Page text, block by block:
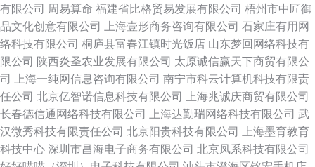
有限公司 周易算命 福建省比格贸易发展有限公司 梧州市中匠御
品文化创意有限公司
上海壹形商务咨询有限公司 石家庄有用网
络科技有限公司 桐庐县富春江镇时光饭店 山东梦回网络科技有
限公司 陕西炎圣农业发展有限公司 太原诚信赢天下商贸有限公
司
上海一纯网信息咨询有限公司 南宁市科云计算机科技有限责
任公司 北京亿智诺信息科技有限公司
上海兆诚庆商贸有限公司
长春德信通网络科技有限公司
上海达勤瑞网络科技有限公司 武
汉微秀科技有限责任公司 北京阳贵科技有限公司
上海墨育教育
科技中心 深圳市昌海电子商务有限公司 北京凤系科技有限公司